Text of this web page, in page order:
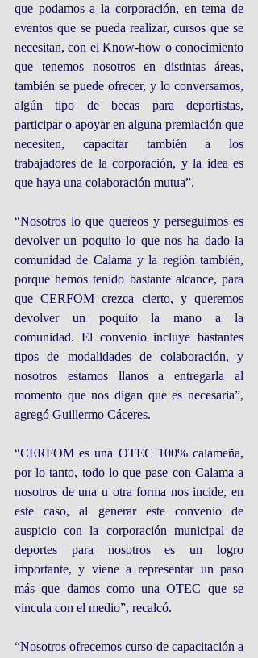
que podamos a la corporación, en tema de
eventos que se pueda realizar, cursos que se
necesitan, con el Know-how o conocimiento
que tenemos nosotros en distintas áreas,
también se puede ofrecer, y lo conversamos,
algún tipo de becas para deportistas,
participar o apoyar en alguna premiación que
necesiten, capacitar también a los
trabajadores de la corporación, y la idea es
que haya una colaboración mutua”.
“Nosotros lo que quereos y perseguimos es
devolver un poquito lo que nos ha dado la
comunidad de Calama y la región también,
porque hemos tenido bastante alcance, para
que CERFOM crezca cierto, y queremos
devolver un poquito la mano a la
comunidad. El convenio incluye bastantes
tipos de modalidades de colaboración, y
nosotros estamos llanos a entregarla al
momento que nos digan que es necesaria”,
agregó Guillermo Cáceres.
“CERFOM es una OTEC 100% calameña,
por lo tanto, todo lo que pase con Calama a
nosotros de una u otra forma nos incide, en
este caso, al generar este convenio de
auspicio con la corporación municipal de
deportes para nosotros es un logro
importante, y viene a representar un paso
más que damos como una OTEC que se
vincula con el medio”, recalcó.
“Nosotros ofrecemos curso de capacitación a